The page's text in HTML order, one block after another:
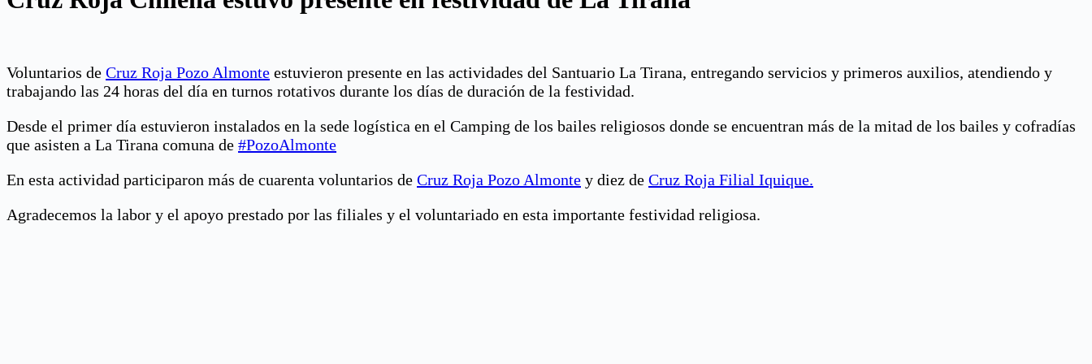
Voluntarios de Cruz Roja Pozo Almonte estuvieron presente en las actividades del Santuario La Tirana, entregando servicios y primeros auxilios, atendiendo y
trabajando las 24 horas del día en turnos rotativos durante los días de duración de la festividad.
Desde el primer día estuvieron instalados en la sede logística en el Camping de los bailes religiosos donde se encuentran más de la mitad de los bailes y cofradías
que asisten a La Tirana comuna de #PozoAlmonte
En esta actividad participaron más de cuarenta voluntarios de Cruz Roja Pozo Almonte y diez de Cruz Roja Filial Iquique.
Agradecemos la labor y el apoyo prestado por las filiales y el voluntariado en esta importante festividad religiosa.